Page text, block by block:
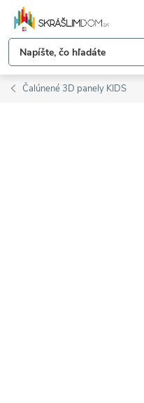
Prejsť
obsah
Čalúnené 3D panely KIDS